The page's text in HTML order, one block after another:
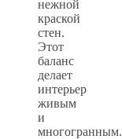
нежной
краской
стен.
Этот
баланс
делает
интерьер
живым
и
многогранным.